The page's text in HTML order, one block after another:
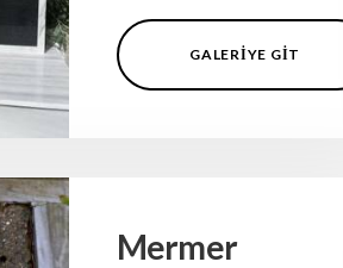
GALERIYE GIT
Mermer